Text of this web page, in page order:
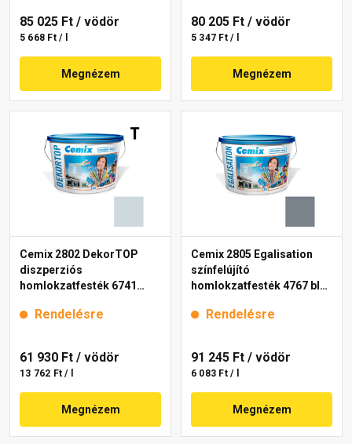
85 025 Ft / vödör
5 668 Ft / l
Megnézem
80 205 Ft / vödör
5 347 Ft / l
Megnézem
Cemix 2802 DekorTOP
diszperziós
homlokzatfesték 6741
Rendelésre
61 930 Ft / vödör
13 762 Ft / l
Megnézem
Cemix 2805 Egalisation
színfelújító
homlokzatfesték 4767 blue
Rendelésre
91 245 Ft / vödör
6 083 Ft / l
Megnézem